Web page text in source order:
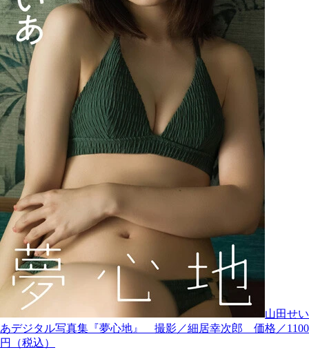
山田せい
あデジタル写真集『夢心地』 撮影／細居幸次郎 価格／1100
円（税込）